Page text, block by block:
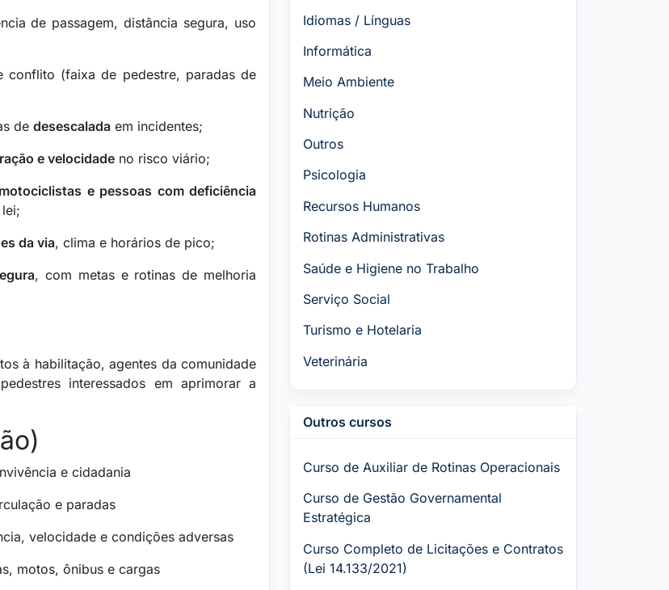
de passagem, distância segura, uso
(faixa de pedestre, paradas de
de desescalada em incidentes;
e velocidade no risco viário;
e pessoas com deficiência
da via, clima e horários de pico;
, com metas e rotinas de melhoria
à habilitação, agentes da comunidade
interessados em aprimorar a
e cidadania
e paradas
velocidade e condições adversas
motos, ônibus e cargas
Idiomas / Línguas
Informática
Meio Ambiente
Nutrição
Outros
Psicologia
Recursos Humanos
Rotinas Administrativas
Saúde e Higiene no Trabalho
Serviço Social
Turismo e Hotelaria
Veterinária
Outros cursos
Curso de Auxiliar de Rotinas Operacionais
Curso de Gestão Governamental
Estratégica
Curso Completo de Licitações e Contratos
(Lei 14.133/2021)